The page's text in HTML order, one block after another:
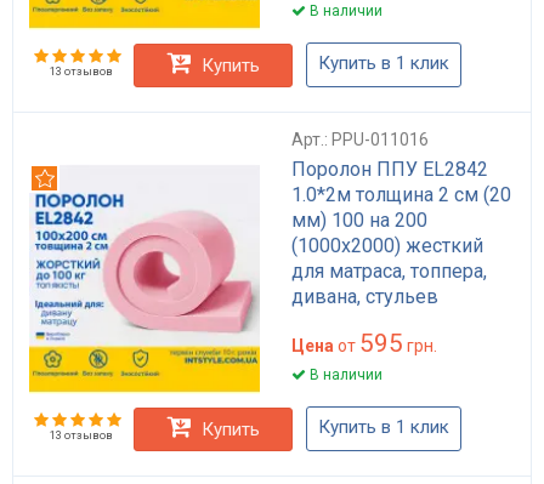
В наличии
13 отзывов Купить Купить в 1 клик
Арт.: PPU-011016
Поролон ППУ EL2842
1.0*2м толщина 2 см (20
мм) 100 на 200
(1000х2000) жесткий
для матраса, топпера,
дивана, стульев
Цена от 595 грн.
В наличии
13 отзывов Купить Купить в 1 клик